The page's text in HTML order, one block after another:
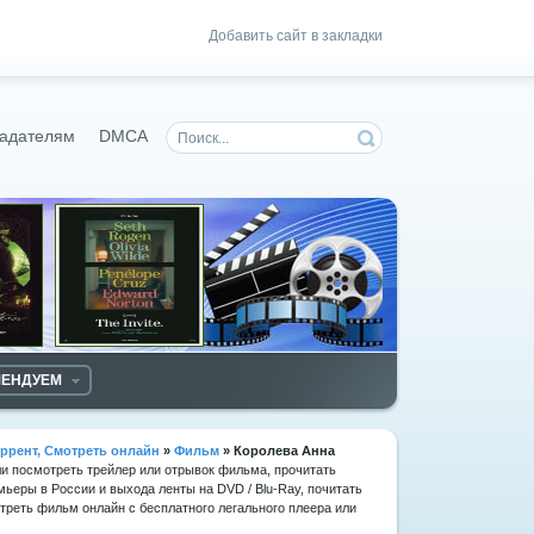
Добавить сайт в закладки
DMCA
Смотреть онлайн » Фильм » Королева Анна
посмотреть трейлер или отрывок фильма, прочитать
в России и выхода ленты на DVD / Blu-Ray, почитать
фильм онлайн с бесплатного легального плеера или